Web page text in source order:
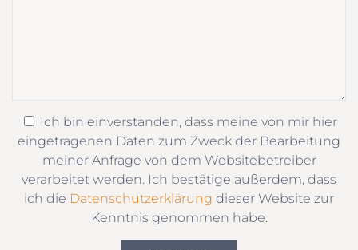
Ich bin einverstanden, dass meine von mir hier
eingetragenen Daten zum Zweck der Bearbeitung
meiner Anfrage von dem Websitebetreiber
verarbeitet werden. Ich bestätige außerdem, dass
ich die Datenschutzerklärung dieser Website zur
Kenntnis genommen habe.